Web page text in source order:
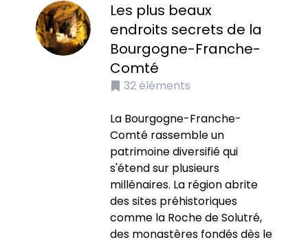
Les plus beaux
endroits secrets de la
Bourgogne-Franche-
Comté
32éléments
La Bourgogne-Franche-
Comté rassemble un
patrimoine diversifié qui
s'étend sur plusieurs
millénaires. La région abrite
des sites préhistoriques
comme la Roche de Solutré,
des monastères fondés dès le